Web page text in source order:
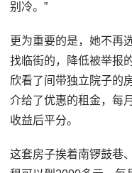
别冷。”
更为重要的是，她不再
找临街的，降低被举报
欣看了间带独立院子的
介给了优惠的租金，每
收益后平分。
这套房子挨着南锣鼓巷